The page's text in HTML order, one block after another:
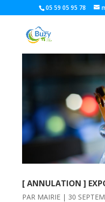
05 59 05 95 78
[ ANNULATION ]
PAR MAIRIE| 30